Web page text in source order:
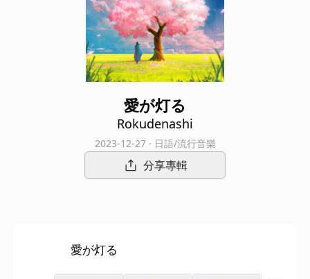
愛が灯る
Rokudenashi
2023-12-27 · 日語/流行音樂
分享專輯
愛が灯る